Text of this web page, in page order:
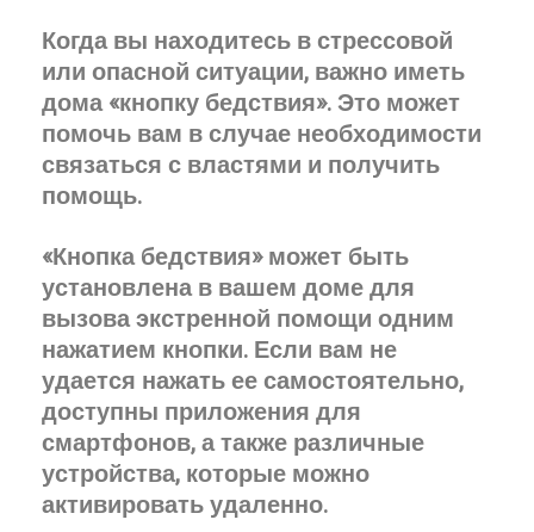
Когда вы находитесь в стрессовой
или опасной ситуации, важно иметь
дома «кнопку бедствия». Это может
помочь вам в случае необходимости
связаться с властями и получить
помощь.
«Кнопка бедствия» может быть
установлена ​​в вашем доме для
вызова экстренной помощи одним
нажатием кнопки. Если вам не
удается нажать ее самостоятельно,
доступны приложения для
смартфонов, а также различные
устройства, которые можно
активировать удаленно.